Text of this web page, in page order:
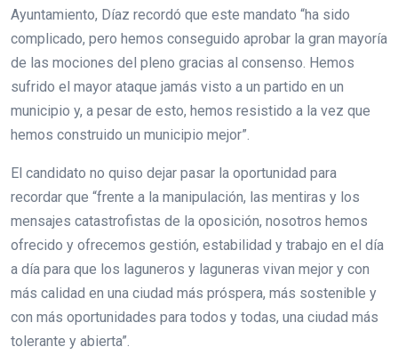
Ayuntamiento, Díaz recordó que este mandato “ha sido
complicado, pero hemos conseguido aprobar la gran mayoría
de las mociones del pleno gracias al consenso. Hemos
sufrido el mayor ataque jamás visto a un partido en un
municipio y, a pesar de esto, hemos resistido a la vez que
hemos construido un municipio mejor”.
El candidato no quiso dejar pasar la oportunidad para
recordar que “frente a la manipulación, las mentiras y los
mensajes catastrofistas de la oposición, nosotros hemos
ofrecido y ofrecemos gestión, estabilidad y trabajo en el día
a día para que los laguneros y laguneras vivan mejor y con
más calidad en una ciudad más próspera, más sostenible y
con más oportunidades para todos y todas, una ciudad más
tolerante y abierta”.